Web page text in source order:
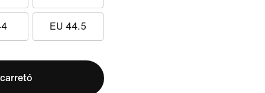
EU 44.5